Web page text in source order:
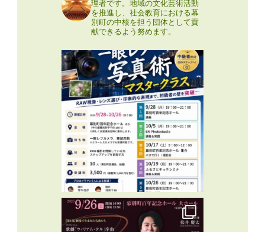
理者です。地域の文化芸術活動
を推進し、社会教育における幕
別町の中核を担う団体として貢
献できるよう努めます。